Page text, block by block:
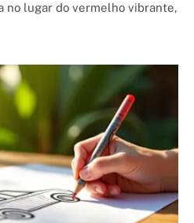
no lugar do vermelho vibrante,